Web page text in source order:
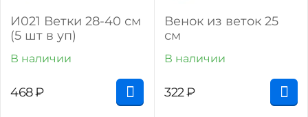
И021 Ветки 28-40 см
(5 шт в уп)
В наличии
468₽
Венок из веток 25
см
В наличии
322₽